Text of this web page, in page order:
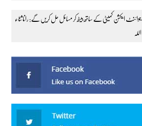
جوائنٹ ایکشن کمیٹی کے ساتھ بیٹھ کر مسائل حل کریں گے: رانا ثناء
اللہ